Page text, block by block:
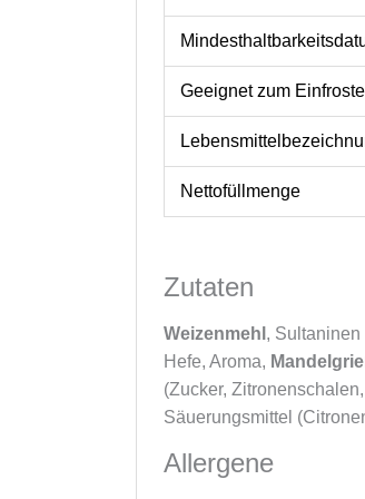
Geeignet zum
Nettofüllmenge
Zutaten
Weizenmehl , Sultaninen
Hefe, Aroma,
(Zucker,
Säuerungsmittel
Allergene